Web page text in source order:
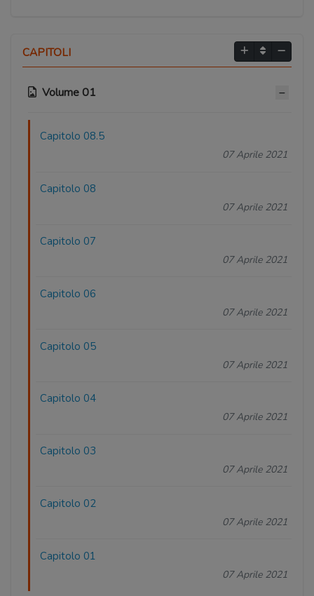
CAPITOLI
Volume 01
Capitolo 08.5
07 Aprile 2021
Capitolo 08
07 Aprile 2021
Capitolo 07
07 Aprile 2021
Capitolo 06
07 Aprile 2021
Capitolo 05
07 Aprile 2021
Capitolo 04
07 Aprile 2021
Capitolo 03
07 Aprile 2021
Capitolo 02
07 Aprile 2021
Capitolo 01
07 Aprile 2021